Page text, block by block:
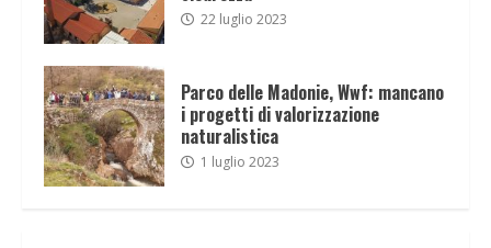
22 luglio 2023
Parco delle Madonie, Wwf: mancano
i progetti di valorizzazione
naturalistica
1 luglio 2023